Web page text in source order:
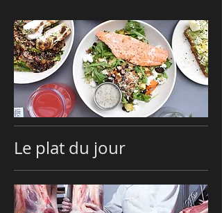
Le plat du jour